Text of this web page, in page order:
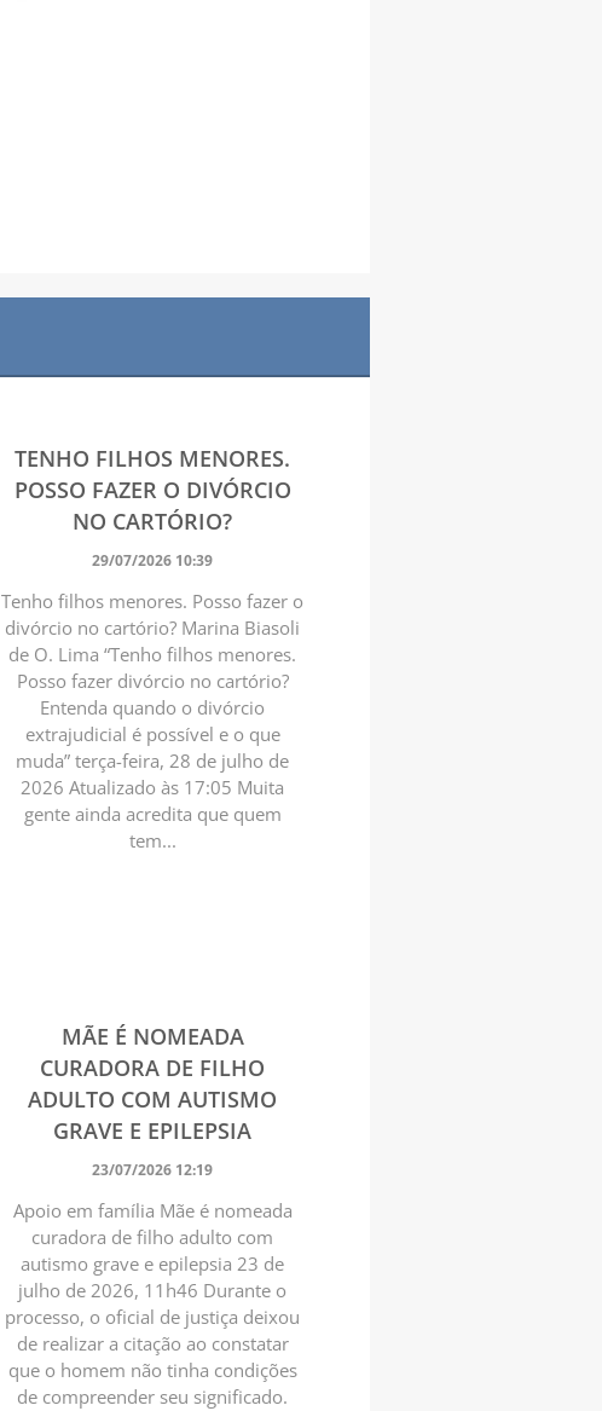
TENHO FILHOS MENORES.
POSSO FAZER O DIVÓRCIO
NO CARTÓRIO?
29/07/2026 10:39
Tenho filhos menores. Posso fazer o
divórcio no cartório? Marina Biasoli
de O. Lima “Tenho filhos menores.
Posso fazer divórcio no cartório?
Entenda quando o divórcio
extrajudicial é possível e o que
muda” terça-feira, 28 de julho de
2026 Atualizado às 17:05 Muita
gente ainda acredita que quem
tem...
MÃE É NOMEADA
CURADORA DE FILHO
ADULTO COM AUTISMO
GRAVE E EPILEPSIA
23/07/2026 12:19
Apoio em família Mãe é nomeada
curadora de filho adulto com
autismo grave e epilepsia 23 de
julho de 2026, 11h46 Durante o
processo, o oficial de justiça deixou
de realizar a citação ao constatar
que o homem não tinha condições
de compreender seu significado.